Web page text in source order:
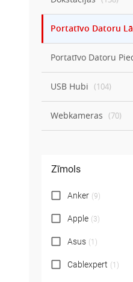
Portatīvo Datoru
Portatīvo Datoru
USB Hubi (104)
Webkameras (70)
Zīmols
Anker (9)
Apple (3)
Asus (1 )
Cablexpert (1 )